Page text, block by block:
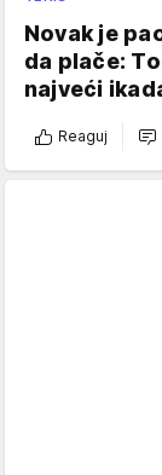
Novak je
da plače:
najveći
Reaguj